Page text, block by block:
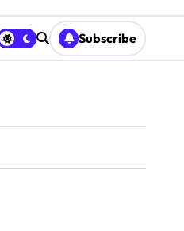
Subscribe